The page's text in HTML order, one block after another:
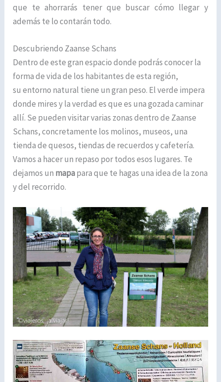
que te ahorrarás tener que buscar cómo llegar y
además te lo contarán todo.
Descubriendo Zaanse Schans
Dentro de este gran espacio donde podrás conocer la
forma de vida de los habitantes de esta región,
su entorno natural tiene un gran peso. El verde impera
donde mires y la verdad es que es una gozada caminar
allí. Se pueden visitar varias zonas dentro de Zaanse
Schans, concretamente los molinos, museos, una
tienda de quesos, tiendas de recuerdos y cafetería.
Vamos a hacer un repaso por todos esos lugares. Te
dejamos un mapapara que te hagas una idea de la zona
y del recorrido.